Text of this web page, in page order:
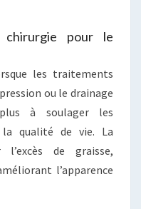
chirurgie pour le
les traitements
ou le drainage
à soulager les
qualité de vie. La
l’excès de graisse,
l’apparence